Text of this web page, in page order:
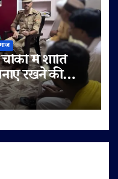
में शांति
रखने की